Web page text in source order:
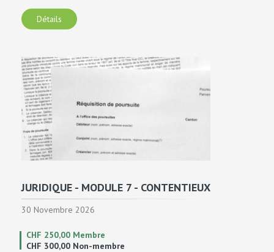
Détails
JURIDIQUE - MODULE 7 - CONTENTIEUX
30 Novembre 2026
CHF 250,00 Membre
CHF 300,00 Non-membre